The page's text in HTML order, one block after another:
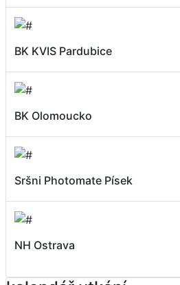
BK KVIS Pardubice
BK Olomoucko
Sršni Photomate Písek
NH Ostrava